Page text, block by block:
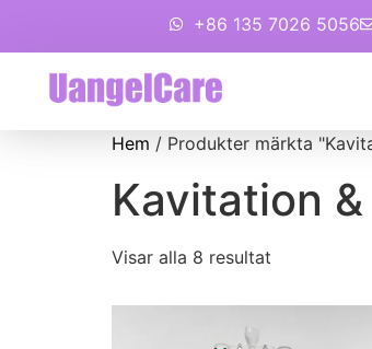
+86 135 7026 5056
Hem / Produkter märkta
Kavitation
Visar alla 8 resultat